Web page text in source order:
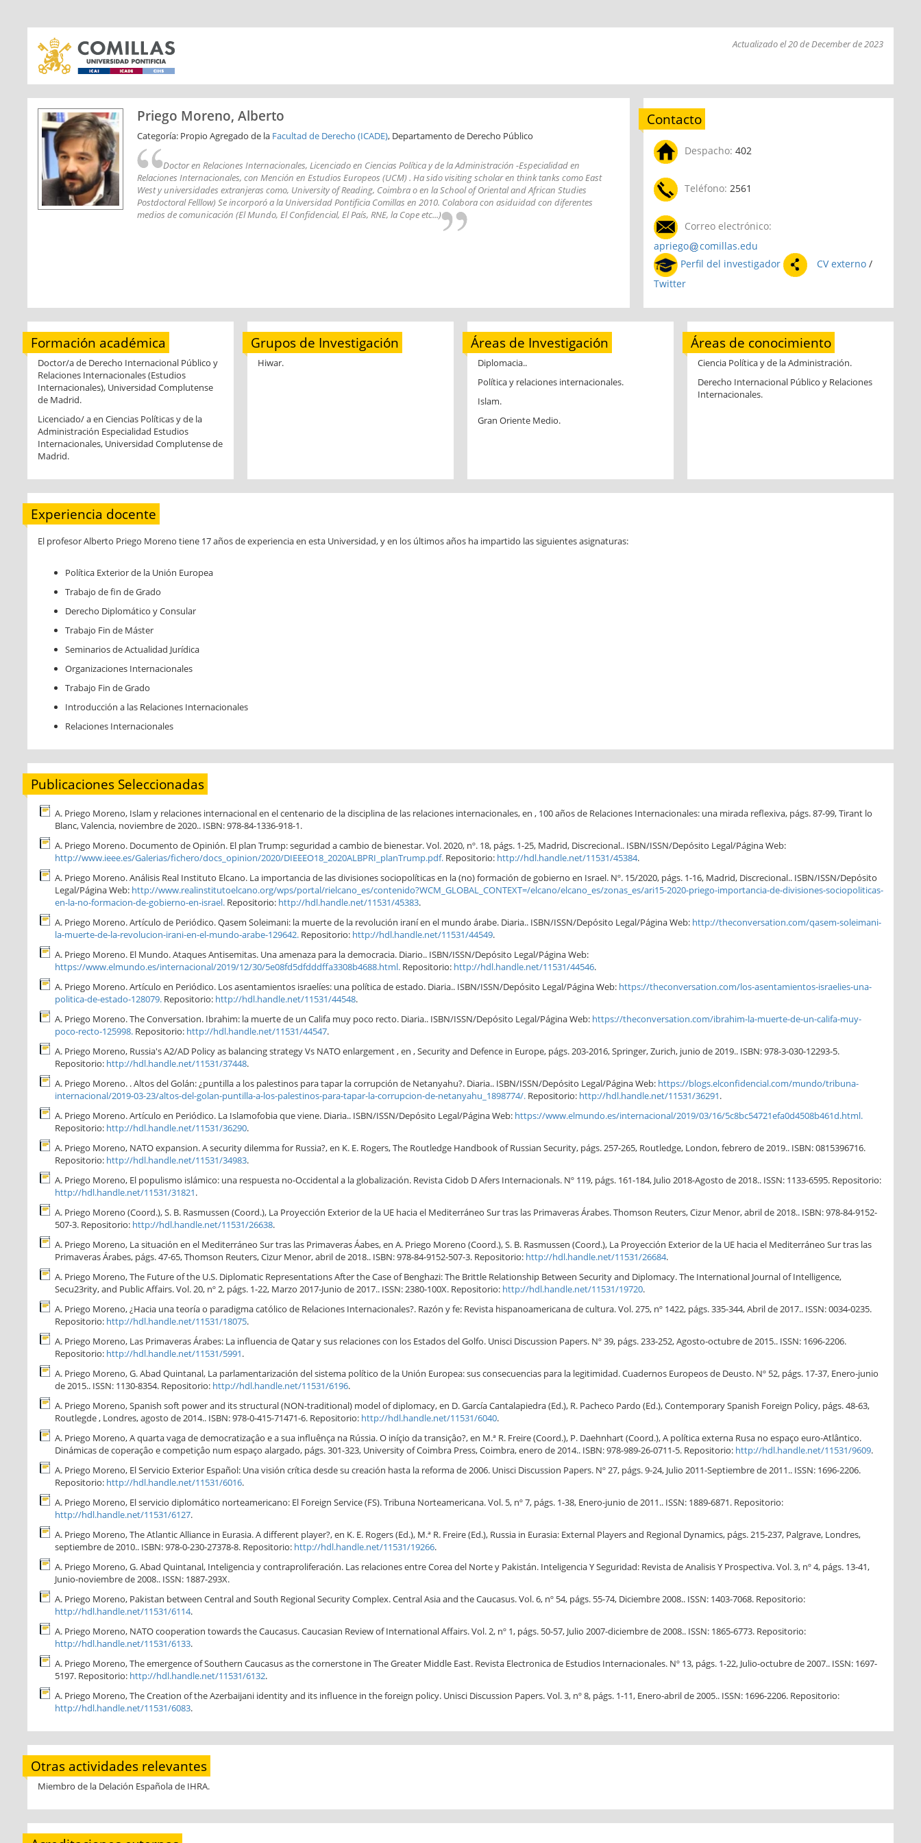
Actualizado el 20 de December de 2023
Priego Moreno, Alberto
Categoría: Propio Agregado de la Facultad de Derecho (ICADE), Departamento de Derecho Público
Doctor en Relaciones Internacionales, Licenciado en Ciencias Política y de la Administración -Especialidad en
Relaciones Internacionales, con Mención en Estudios Europeos (UCM) . Ha sido visiting scholar en think tanks como East
West y universidades extranjeras como, University of Reading, Coimbra o en la School of Oriental and African Studies
Postdoctoral Felllow) Se incorporó a la Universidad Pontificia Comillas en 2010. Colabora con asiduidad con diferentes
medios de comunicación (El Mundo, El Confidencial, El País, RNE, la Cope etc...)
Contacto
Despacho: 402
Teléfono: 2561
Correo electrónico:
apriego
comillas.edu
Perfil del investigador
CV externo /
Twitter
Formación académica
Doctor/a de Derecho Internacional Público y
Relaciones Internacionales (Estudios
Internacionales), Universidad Complutense
de Madrid.
Licenciado/ a en Ciencias Políticas y de la
Administración Especialidad Estudios
Internacionales, Universidad Complutense de
Madrid.
Grupos de Investigación
Hiwar.
Áreas de Investigación
Diplomacia..
Política y relaciones internacionales.
Islam.
Gran Oriente Medio.
Áreas de conocimiento
Ciencia Política y de la Administración.
Derecho Internacional Público y Relaciones
Internacionales.
Experiencia docente
El profesor Alberto Priego Moreno tiene 17 años de experiencia en esta Universidad, y en los últimos años ha impartido las siguientes asignaturas:
Política Exterior de la Unión Europea
Trabajo de fin de Grado
Derecho Diplomático y Consular
Trabajo Fin de Máster
Seminarios de Actualidad Jurídica
Organizaciones Internacionales
Trabajo Fin de Grado
Introducción a las Relaciones Internacionales
Relaciones Internacionales
Publicaciones Seleccionadas
A. Priego Moreno, Islam y relaciones internacional en el centenario de la disciplina de las relaciones internacionales, en , 100 años de Relaciones Internacionales: una mirada reflexiva, págs. 87-99, Tirant lo
Blanc, Valencia, noviembre de 2020.. ISBN: 978-84-1336-918-1.
A. Priego Moreno. Documento de Opinión. El plan Trump: seguridad a cambio de bienestar. Vol. 2020, nº. 18, págs. 1-25, Madrid, Discrecional.. ISBN/ISSN/Depósito Legal/Página Web:
http://www.ieee.es/Galerias/fichero/docs_opinion/2020/DIEEEO18_2020ALBPRI_planTrump.pdf. Repositorio: http://hdl.handle.net/11531/45384.
A. Priego Moreno. Análisis Real Instituto Elcano. La importancia de las divisiones sociopolíticas en la (no) formación de gobierno en Israel. Nº. 15/2020, págs. 1-16, Madrid, Discrecional.. ISBN/ISSN/Depósito
Legal/Página Web: http://www.realinstitutoelcano.org/wps/portal/rielcano_es/contenido?WCM_GLOBAL_CONTEXT=/elcano/elcano_es/zonas_es/ari15-2020-priego-importancia-de-divisiones-sociopoliticas-
en-la-no-formacion-de-gobierno-en-israel. Repositorio: http://hdl.handle.net/11531/45383.
A. Priego Moreno. Artículo de Periódico. Qasem Soleimani: la muerte de la revolución iraní en el mundo árabe. Diaria.. ISBN/ISSN/Depósito Legal/Página Web: http://theconversation.com/qasem-soleimani-
la-muerte-de-la-revolucion-irani-en-el-mundo-arabe-129642. Repositorio: http://hdl.handle.net/11531/44549.
A. Priego Moreno. El Mundo. Ataques Antisemitas. Una amenaza para la democracia. Diario.. ISBN/ISSN/Depósito Legal/Página Web:
https://www.elmundo.es/internacional/2019/12/30/5e08fd5dfdddffa3308b4688.html. Repositorio: http://hdl.handle.net/11531/44546.
A. Priego Moreno. Artículo en Periódico. Los asentamientos israelíes: una política de estado. Diaria.. ISBN/ISSN/Depósito Legal/Página Web: https://theconversation.com/los-asentamientos-israelies-una-
politica-de-estado-128079. Repositorio: http://hdl.handle.net/11531/44548.
A. Priego Moreno. The Conversation. Ibrahim: la muerte de un Califa muy poco recto. Diaria.. ISBN/ISSN/Depósito Legal/Página Web: https://theconversation.com/ibrahim-la-muerte-de-un-califa-muy-
poco-recto-125998. Repositorio: http://hdl.handle.net/11531/44547.
A. Priego Moreno, Russia's A2/AD Policy as balancing strategy Vs NATO enlargement , en , Security and Defence in Europe, págs. 203-2016, Springer, Zurich, junio de 2019.. ISBN: 978-3-030-12293-5.
Repositorio: http://hdl.handle.net/11531/37448.
A. Priego Moreno. . Altos del Golán: ¿puntilla a los palestinos para tapar la corrupción de Netanyahu?. Diaria.. ISBN/ISSN/Depósito Legal/Página Web: https://blogs.elconfidencial.com/mundo/tribuna-
internacional/2019-03-23/altos-del-golan-puntilla-a-los-palestinos-para-tapar-la-corrupcion-de-netanyahu_1898774/. Repositorio: http://hdl.handle.net/11531/36291.
A. Priego Moreno. Artículo en Periódico. La Islamofobia que viene. Diaria.. ISBN/ISSN/Depósito Legal/Página Web: https://www.elmundo.es/internacional/2019/03/16/5c8bc54721efa0d4508b461d.html.
Repositorio: http://hdl.handle.net/11531/36290.
A. Priego Moreno, NATO expansion. A security dilemma for Russia?, en K. E. Rogers, The Routledge Handbook of Russian Security, págs. 257-265, Routledge, London, febrero de 2019.. ISBN: 0815396716.
Repositorio: http://hdl.handle.net/11531/34983.
A. Priego Moreno, El populismo islámico: una respuesta no-Occidental a la globalización. Revista Cidob D Afers Internacionals. Nº 119, págs. 161-184, Julio 2018-Agosto de 2018.. ISSN: 1133-6595. Repositorio:
http://hdl.handle.net/11531/31821.
A. Priego Moreno (Coord.), S. B. Rasmussen (Coord.), La Proyección Exterior de la UE hacia el Mediterráneo Sur tras las Primaveras Árabes. Thomson Reuters, Cizur Menor, abril de 2018.. ISBN: 978-84-9152-
507-3. Repositorio: http://hdl.handle.net/11531/26638.
A. Priego Moreno, La situación en el Mediterráneo Sur tras las Primaveras Áabes, en A. Priego Moreno (Coord.), S. B. Rasmussen (Coord.), La Proyección Exterior de la UE hacia el Mediterráneo Sur tras las
Primaveras Árabes, págs. 47-65, Thomson Reuters, Cizur Menor, abril de 2018.. ISBN: 978-84-9152-507-3. Repositorio: http://hdl.handle.net/11531/26684.
A. Priego Moreno, The Future of the U.S. Diplomatic Representations After the Case of Benghazi: The Brittle Relationship Between Security and Diplomacy. The International Journal of Intelligence,
Secu23rity, and Public Affairs. Vol. 20, nº 2, págs. 1-22, Marzo 2017-Junio de 2017.. ISSN: 2380-100X. Repositorio: http://hdl.handle.net/11531/19720.
A. Priego Moreno, ¿Hacia una teoría o paradigma católico de Relaciones Internacionales?. Razón y fe: Revista hispanoamericana de cultura. Vol. 275, nº 1422, págs. 335-344, Abril de 2017.. ISSN: 0034-0235.
Repositorio: http://hdl.handle.net/11531/18075.
A. Priego Moreno, Las Primaveras Árabes: La influencia de Qatar y sus relaciones con los Estados del Golfo. Unisci Discussion Papers. Nº 39, págs. 233-252, Agosto-octubre de 2015.. ISSN: 1696-2206.
Repositorio: http://hdl.handle.net/11531/5991.
A. Priego Moreno, G. Abad Quintanal, La parlamentarización del sistema político de la Unión Europea: sus consecuencias para la legitimidad. Cuadernos Europeos de Deusto. Nº 52, págs. 17-37, Enero-junio
de 2015.. ISSN: 1130-8354. Repositorio: http://hdl.handle.net/11531/6196.
A. Priego Moreno, Spanish soft power and its structural (NON-traditional) model of diplomacy, en D. García Cantalapiedra (Ed.), R. Pacheco Pardo (Ed.), Contemporary Spanish Foreign Policy, págs. 48-63,
Routlegde , Londres, agosto de 2014.. ISBN: 978-0-415-71471-6. Repositorio: http://hdl.handle.net/11531/6040.
A. Priego Moreno, A quarta vaga de democratizaçâo e a sua influênça na Rússia. O iníçio da transiçâo?, en M.ª R. Freire (Coord.), P. Daehnhart (Coord.), A política externa Rusa no espaço euro-Atlântico.
Dinámicas de coperaçâo e competiçâo num espaço alargado, págs. 301-323, University of Coimbra Press, Coimbra, enero de 2014.. ISBN: 978-989-26-0711-5. Repositorio: http://hdl.handle.net/11531/9609.
A. Priego Moreno, El Servicio Exterior Español: Una visión crítica desde su creación hasta la reforma de 2006. Unisci Discussion Papers. Nº 27, págs. 9-24, Julio 2011-Septiembre de 2011.. ISSN: 1696-2206.
Repositorio: http://hdl.handle.net/11531/6016.
A. Priego Moreno, El servicio diplomático norteamericano: El Foreign Service (FS). Tribuna Norteamericana. Vol. 5, nº 7, págs. 1-38, Enero-junio de 2011.. ISSN: 1889-6871. Repositorio:
http://hdl.handle.net/11531/6127.
A. Priego Moreno, The Atlantic Alliance in Eurasia. A different player?, en K. E. Rogers (Ed.), M.ª R. Freire (Ed.), Russia in Eurasia: External Players and Regional Dynamics, págs. 215-237, Palgrave, Londres,
septiembre de 2010.. ISBN: 978-0-230-27378-8. Repositorio: http://hdl.handle.net/11531/19266.
A. Priego Moreno, G. Abad Quintanal, Inteligencia y contraproliferación. Las relaciones entre Corea del Norte y Pakistán. Inteligencia Y Seguridad: Revista de Analisis Y Prospectiva. Vol. 3, nº 4, págs. 13-41,
Junio-noviembre de 2008.. ISSN: 1887-293X.
A. Priego Moreno, Pakistan between Central and South Regional Security Complex. Central Asia and the Caucasus. Vol. 6, nº 54, págs. 55-74, Diciembre 2008.. ISSN: 1403-7068. Repositorio:
http://hdl.handle.net/11531/6114.
A. Priego Moreno, NATO cooperation towards the Caucasus. Caucasian Review of International Affairs. Vol. 2, nº 1, págs. 50-57, Julio 2007-diciembre de 2008.. ISSN: 1865-6773. Repositorio:
http://hdl.handle.net/11531/6133.
A. Priego Moreno, The emergence of Southern Caucasus as the cornerstone in The Greater Middle East. Revista Electronica de Estudios Internacionales. Nº 13, págs. 1-22, Julio-octubre de 2007.. ISSN: 1697-
5197. Repositorio: http://hdl.handle.net/11531/6132.
A. Priego Moreno, The Creation of the Azerbaijani identity and its influence in the foreign policy. Unisci Discussion Papers. Vol. 3, nº 8, págs. 1-11, Enero-abril de 2005.. ISSN: 1696-2206. Repositorio:
http://hdl.handle.net/11531/6083.
Otras actividades relevantes
Miembro de la Delación Española de IHRA.